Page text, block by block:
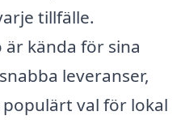
tillfälle.
kända för sina
leveranser,
val för lokal